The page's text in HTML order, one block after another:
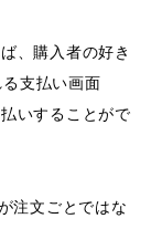
、購入者の好き
支払い画面
いすることがで
注文ごとではな